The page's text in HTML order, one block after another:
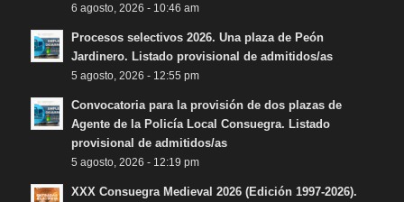
6 agosto, 2026 - 10:46 am
Procesos selectivos 2026. Una plaza de Peón
Jardinero. Listado provisional de admitidos/as
5 agosto, 2026 - 12:55 pm
Convocatoria para la provisión de dos plazas de
Agente de la Policía Local Consuegra. Listado
provisional de admitidos/as
5 agosto, 2026 - 12:19 pm
XXX Consuegra Medieval 2026 (Edición 1997-2026).